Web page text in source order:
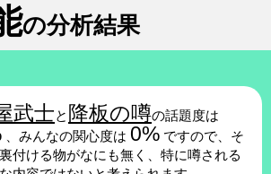
の分析結果
武士と 降板の噂の話題度は
、みんなの関心度は 0% ですので、そ
付ける物がなにも無く、特に噂される